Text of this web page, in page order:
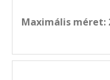
Maximális méret: